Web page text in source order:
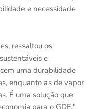
e necessidade
ressaltou os
e
uma durabilidade
enquanto as de vapor
É uma solução que
para o GDF."